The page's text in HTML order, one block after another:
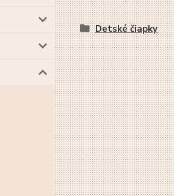
Detské čiapky